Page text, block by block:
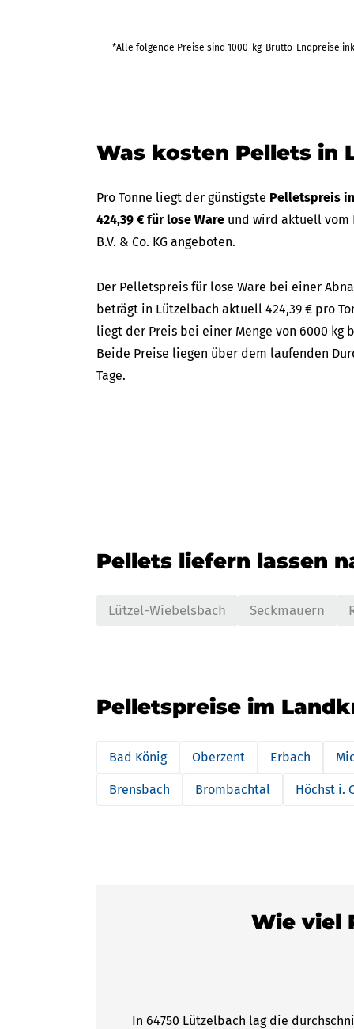
*Alle folgende Preise sind 1000-kg-Brutto-Endpreise
Was kosten Pellets in
Pro Tonne liegt der günstigste Pelletspreis
424,39 € für lose Ware und wird aktuell vom
B.V. & Co. KG angeboten.
Der Pelletspreis für lose Ware bei einer
beträgt in Lützelbach aktuell 424,39 € pro
liegt der Preis bei einer Menge von 6000 kg
Beide Preise liegen über dem laufenden
Tage.
Pellets liefern lassen
Lützel-Wiebelsbach Seckmauern
Pelletspreise im
Bad König Oberzent Erbach
Brensbach Brombachtal Höchst i.
Wie viel
In 64750 Lützelbach lag die